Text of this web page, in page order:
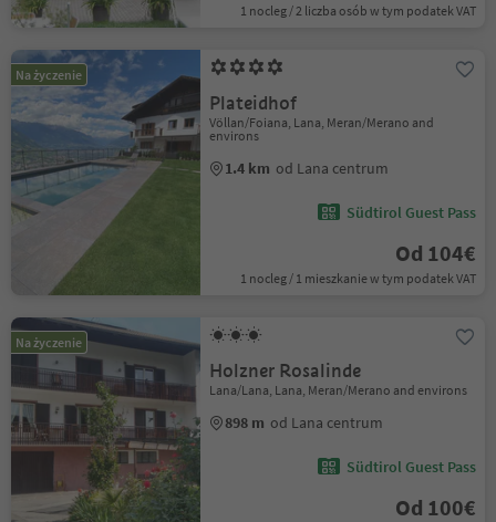
1 nocleg / 2 liczba osób w tym podatek VAT
Na życzenie
Plateidhof
Völlan/Foiana, Lana, Meran/Merano and
environs
1.4 km od Lana centrum
Südtirol Guest Pass
Od 104€
1 nocleg / 1 mieszkanie w tym podatek VAT
Na życzenie
Holzner Rosalinde
Lana/Lana, Lana, Meran/Merano and environs
898 m od Lana centrum
Südtirol Guest Pass
Od 100€